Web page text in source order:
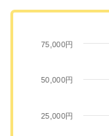
25,000円
50,000円
75,000円